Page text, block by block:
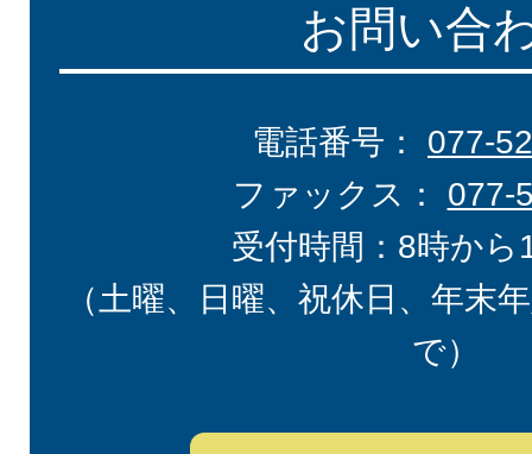
お問い合
電話番号： 077-
ファックス： 077-
受付時間：8時から
（土曜、日曜、祝休日、年末
で）